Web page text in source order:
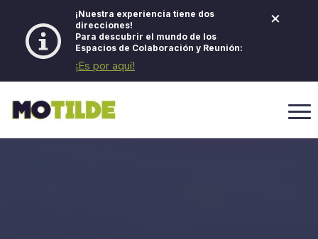
¡Nuestra experiencia tiene dos
direcciones!
Para descubrir el mundo de los
Espacios de Colaboración y Reunión:
¡Es por aquí!
×